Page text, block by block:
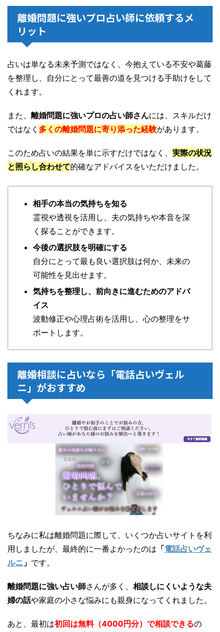
離婚問題に強いプロ占い師に依頼するメ
リット
占いは単なる未来予測ではなく、今抱えている不安や葛藤
を整理し、自分にとって最善の道を見つける手助けをして
くれます。
また、 離婚問題に強いプロの占い師さんには、スキルだけ
ではなく 多くの離婚問題に寄り添った経験があります。
このため占いの結果を単に示すだけではなく、 実際の状況
と照らし合わせて的確なアドバイスをいただけました。
相手の本当の気持ちを知る
霊視や透視を活用し、夫の気持ちや本音を深
く探ることができます。
今後の選択肢を明確にする
自分にとって最も良い選択肢は何か、未来の
可能性を見出せます。
気持ちを整理し、前向きに進むためのアドバ
イス
波動修正や心理占術を活用し、心の整理をサ
ポートします。
離婚相談に占いなら「電話占いヴェル
ニ」がおすすめ
ちなみに私は離婚問題に際して、いくつか占いサイトを利
用しましたが、最終的に一番よかったのは 「電話占いヴェ
ルニ 」 です。
離婚問題に強い占い師さんが多く、 相談しにくいような夫
婦の話や家庭の小さな悩みにも親身になってくれました。
あと、最初は初回は無料（4000円分）で相談できるの